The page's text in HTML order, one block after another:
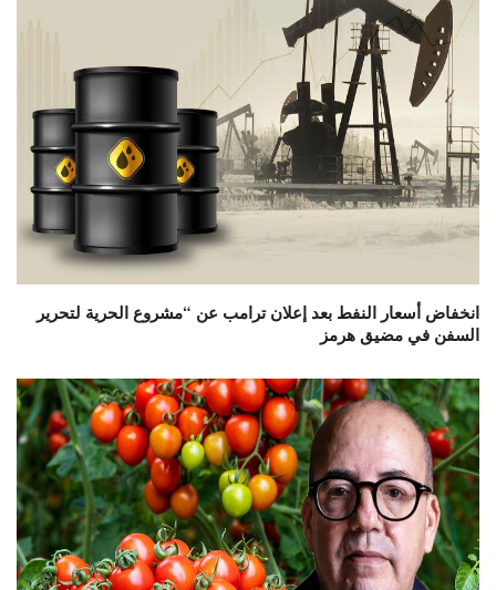
انخفاض أسعار النفط بعد إعلان ترامب عن “مشروع الحرية لتحرير
السفن في مضيق هرمز